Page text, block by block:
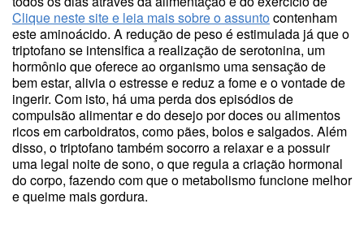
Clique neste site e leia mais sobre o assuntocontenham
este aminoácido. A redução de peso é estimulada já que o
triptofano se intensifica a realização de serotonina, um
hormônio que oferece ao organismo uma sensação de
bem estar, alivia o estresse e reduz a fome e o vontade de
ingerir. Com isto, há uma perda dos episódios de
compulsão alimentar e do desejo por doces ou alimentos
ricos em carboidratos, como pães, bolos e salgados. Além
disso, o triptofano também socorro a relaxar e a possuir
uma legal noite de sono, o que regula a criação hormonal
do corpo, fazendo com que o metabolismo funcione melhor
e queime mais gordura.